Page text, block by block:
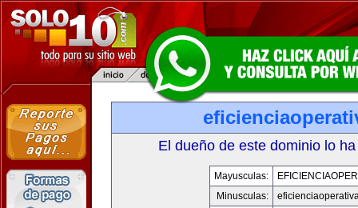
El dueño de este dominio lo
Mayusculas:
Minusculas: